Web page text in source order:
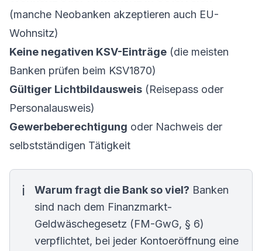
(manche Neobanken akzeptieren auch EU-
Wohnsitz)
Keine negativen KSV-Einträge (die meisten
Banken prüfen beim KSV1870)
Gültiger Lichtbildausweis (Reisepass oder
Personalausweis)
Gewerbeberechtigung oder Nachweis der
selbstständigen Tätigkeit
Warum fragt die Bank so viel? Banken
sind nach dem Finanzmarkt-
Geldwäschegesetz (FM-GwG, § 6)
verpflichtet, bei jeder Kontoeröffnung eine